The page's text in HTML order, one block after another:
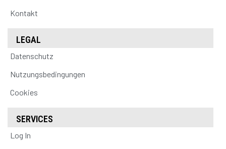
Kontakt
LEGAL
Datenschutz
Nutzungsbedingungen
Cookies
SERVICES
Log In